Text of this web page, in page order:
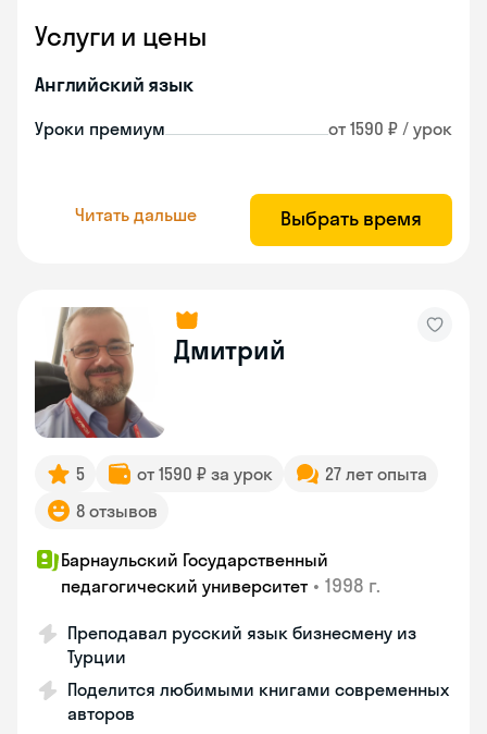
Услуги и цены
Английский язык
Уроки премиум от 1590 ₽ / урок
Читать дальше Выбрать время
Дмитрий
5 от 1590 ₽ за урок
27 лет опыта
8 отзывов
Барнаульский Государственный
педагогический университет • 1998 г.
Преподавал русский язык бизнесмену из
Турции
Поделится любимыми книгами современных
авторов